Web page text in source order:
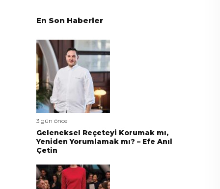
En Son Haberler
3 gün önce
Geleneksel Reçeteyi Korumak mı,
Yeniden Yorumlamak mı? – Efe Anıl
Çetin